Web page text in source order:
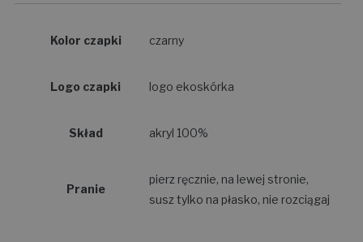
Kolor czapki czarny
Logo czapki logo ekoskórka
Skład akryl 100%
Pranie
pierz ręcznie, na lewej stronie,
susz tylko na płasko, nie rozciągaj